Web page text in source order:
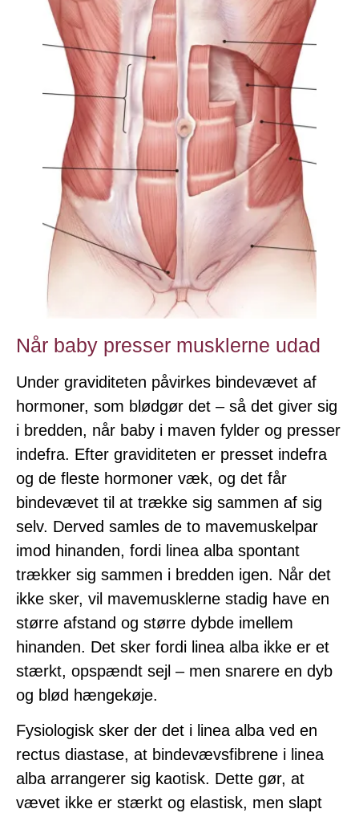
Når baby presser musklerne udad
Under graviditeten påvirkes bindevævet af
hormoner, som blødgør det – så det giver sig
i bredden, når baby i maven fylder og presser
indefra. Efter graviditeten er presset indefra
og de fleste hormoner væk, og det får
bindevævet til at trække sig sammen af sig
selv. Derved samles de to mavemuskelpar
imod hinanden, fordi linea alba spontant
trækker sig sammen i bredden igen. Når det
ikke sker, vil mavemusklerne stadig have en
større afstand og større dybde imellem
hinanden. Det sker fordi linea alba ikke er et
stærkt, opspændt sejl – men snarere en dyb
og blød hængekøje.
Fysiologisk sker der det i linea alba ved en
rectus diastase, at bindevævsfibrene i linea
alba arrangerer sig kaotisk. Dette gør, at
vævet ikke er stærkt og elastisk, men slapt